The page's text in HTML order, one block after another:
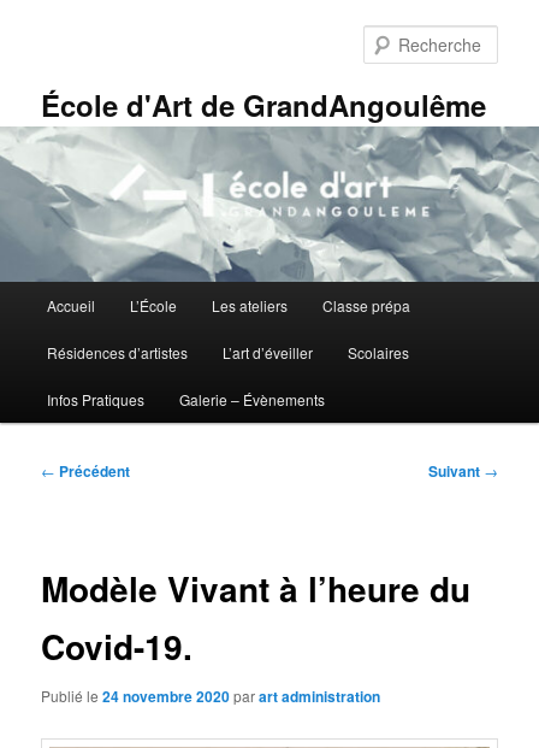
principalÉcole d'Art de GrandAngoulême
principal
Accueil L’École Les ateliers Classe prépa
Résidences d’artistes L’art d’éveiller Scolaires
Infos Pratiques Galerie – Évènements
Navigation
← Précédent Suivant →
Modèle Vivant à l’heure du
Covid-19.
Publié le24 novembre 2020parart administration